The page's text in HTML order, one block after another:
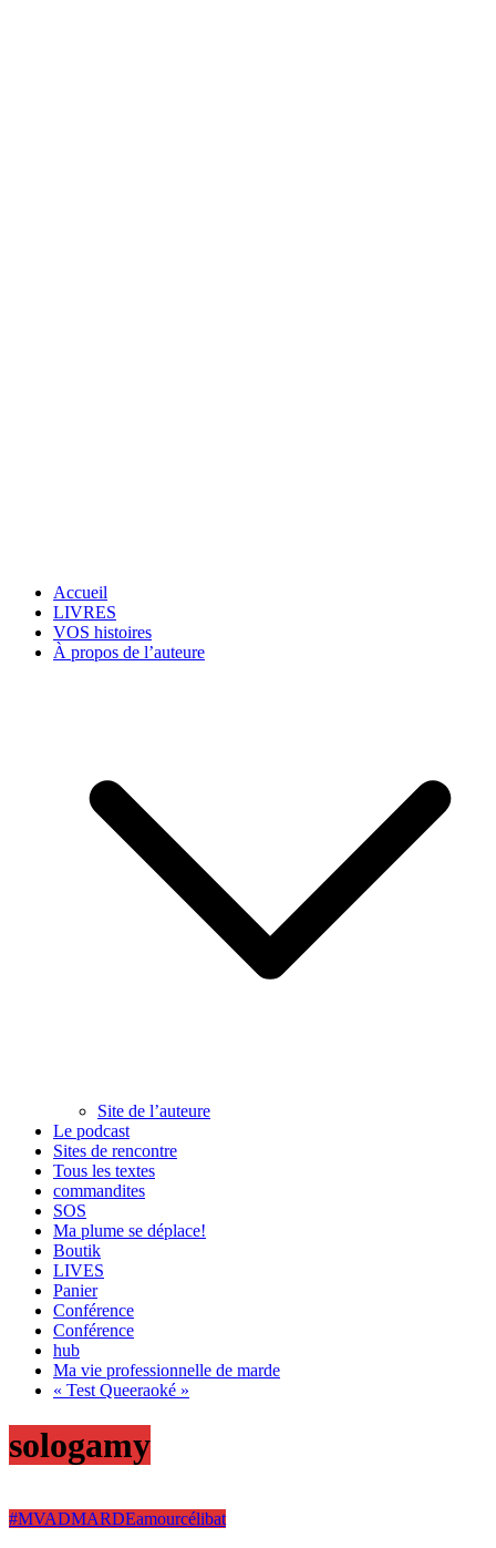
Accueil
LIVRES
VOS histoires
À propos de l’auteure
Site de l’auteure
Le podcast
Sites de rencontre
Tous les textes
commandites
SOS
Ma plume se déplace!
Boutik
LIVES
Panier
Conférence
Conférence
hub
Ma vie professionnelle de marde
« Test Queeraoké »
sologamy
#MVADMARDEamourcélibat